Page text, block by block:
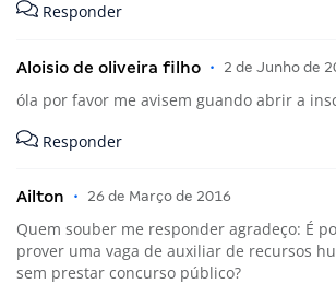
Responder
Aloisio de oliveira filho • 2 de Junho de
óla por favor me avisem guando abrir a
Responder
Ailton • 26 de Março de 2016
Quem souber me responder agradeço: É
prover uma vaga de auxiliar de recursos
sem prestar concurso público?